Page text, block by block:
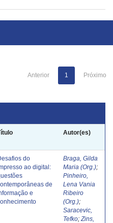
Anterior 1 Próximo
Autor(es)
do
ao digital:
de
e
Braga, Gilda
Maria (Org.);
Pinheiro,
Lena Vania
Ribeiro
(Org.);
Saracevic,
Tefko; Zins,